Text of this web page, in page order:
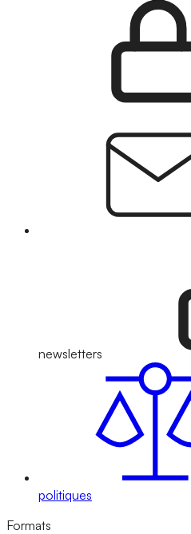
newsletters
politiques
Formats